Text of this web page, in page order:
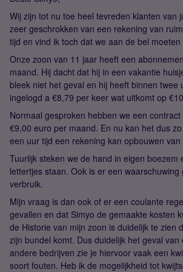
Wij zijn tot nu toe heel tevreden klanten van
zeer geschrokken van een rekening van
tijd en vind ik toch dat we aan de bel moeten
Onze zoon van 11 jaar heeft een
maand. Hij dacht dat hij in een vakantie
bleek niet het geval en hij heeft binnen twee
ingelogd a €8,79 per keer wat uitkomt op
Normaal gesproken hebben we een
€9,00 euro per maand. En nu kan het dus
een uur tijd een rekening kan opbouwen
Tuurlijk steken we de hand in eigen boezem
lettertjes staan. Ook is er een waarschuwing
verbruik.
Mijn vraag is dan ook of er een coulante
gevallen en dat Simyo de gemaakte kosten
de Historie van mijn zoon is duidelijk te zien
zijn bundel komt. Dus duidelijk het geval
andere bedrijven zie je hiervoor vaak een
soort fouten. Heb ik de mogelijkheid tot